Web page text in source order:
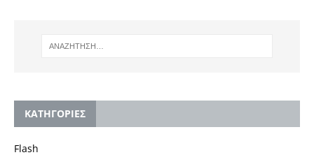
KΑΤΗΓΟΡΙΕΣ
Flash